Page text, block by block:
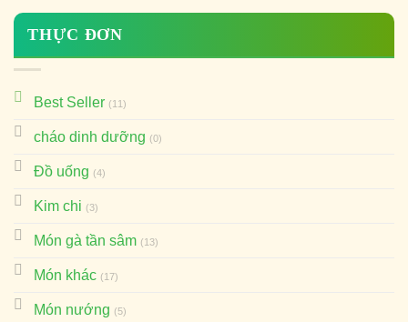
THỰC ĐƠN
Best Seller (11)
cháo dinh dưỡng (0)
Đồ uống (4)
Kim chi (3)
Món gà tần sâm (13)
Món khác (17)
Món nướng (5)